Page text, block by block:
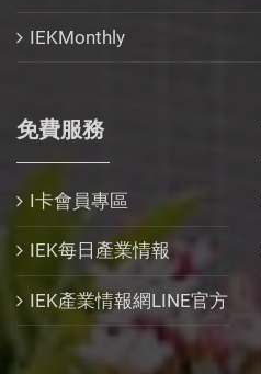
IEKMonthly
免費服務
I卡會員專區
IEK每日產業情報
IEK產業情報網LINE官方